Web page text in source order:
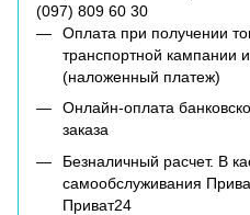
(097) 809 60 30
Оплата при получении
транспортной кампании
(наложенный платеж)
Онлайн-оплата
заказа
Безналичный расчет. В
самообслуживания
Приват24